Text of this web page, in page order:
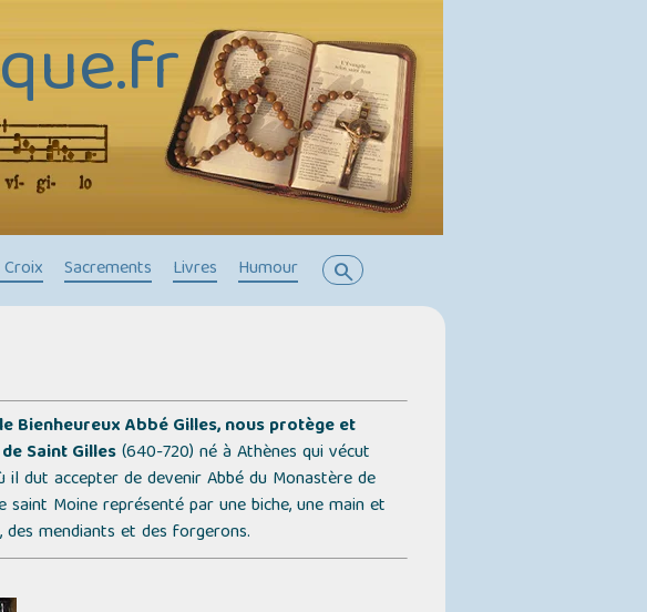
Sacrements Livres Humour search
Bienheureux Abbé Gilles, nous protège et
Saint Gilles(640-720) né à Athènes qui vécut
dut accepter de devenir Abbé du Monastère de
Moine représenté par une biche, une main et
mendiants et des forgerons.